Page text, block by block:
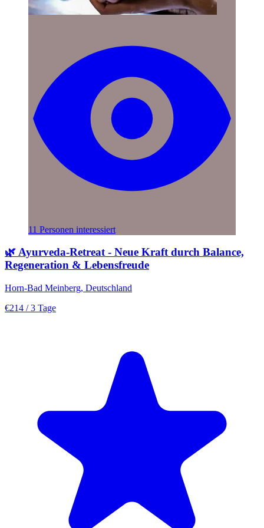
11 Personen interessiert
🌿 Ayurveda-Retreat - Neue Kraft durch Balance,
Regeneration & Lebensfreude
Horn-Bad Meinberg, Deutschland
€214 / 3 Tage